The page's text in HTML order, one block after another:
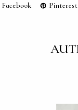
Facebook Pinterest